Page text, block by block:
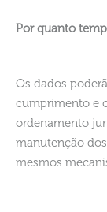
Por quanto
Os dados
cumprimento e
ordenamento
manutenção
mesmos